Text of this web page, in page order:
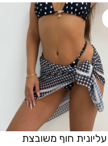
עליונית חוף משובצת